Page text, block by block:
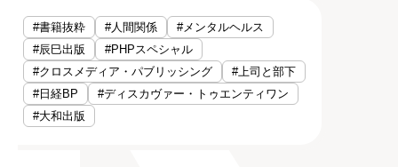
#書籍抜粋 #人間関係
#メンタルヘルス
#辰巳出版
#PHPスペシャル
#クロスメディア・パブリッシング
#上司と部下
#日経BP
#ディスカヴァー・トゥエンティワン
#大和出版